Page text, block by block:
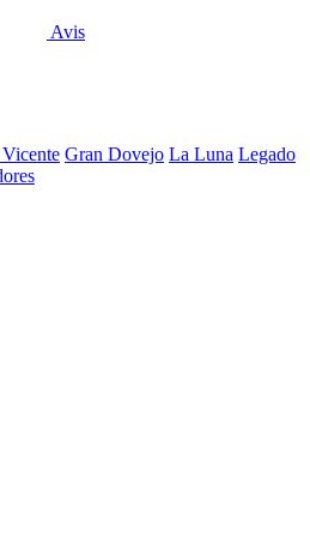
Avis
Gran Dovejo La Luna Legado